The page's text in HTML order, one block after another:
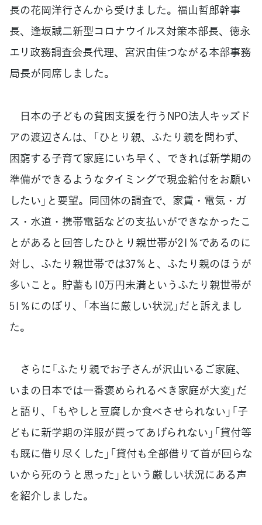
長の花岡洋行さんから受けました。福山哲郎幹事
長、逢坂誠二新型コロナウイルス対策本部長、徳永
エリ政務調査会長代理、宮沢由佳つながる本部事務
局長が同席しました。
日本の子どもの貧困支援を行うNPO法人キッズド
アの渡辺さんは、「ひとり親、ふたり親を問わず、
困窮する子育て家庭にいち早く、できれば新学期の
準備ができるようなタイミングで現金給付をお願い
したい」と要望。同団体の調査で、家賃・電気・ガ
ス・水道・携帯電話などの支払いができなかったこ
とがあると回答したひとり親世帯が21％であるのに
対し、ふたり親世帯では37％と、ふたり親のほうが
多いこと。貯蓄も10万円未満というふたり親世帯が
51％にのぼり、「本当に厳しい状況」だと訴えまし
た。
さらに「ふたり親でお子さんが沢山いるご家庭、
いまの日本では一番褒められるべき家庭が大変」だ
と語り、「もやしと豆腐しか食べさせられない」「子
どもに新学期の洋服が買ってあげられない」「貸付等
も既に借り尽くした」「貸付も全部借りて首が回らな
いから死のうと思った」という厳しい状況にある声
を紹介しました。